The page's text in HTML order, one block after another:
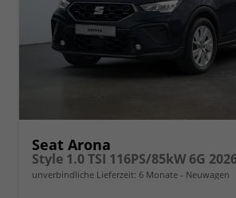
Seat Arona
Style 1.0 TSI 116PS/85kW 6G
unverbindliche Lieferzeit: 6 Monate Neuwagen